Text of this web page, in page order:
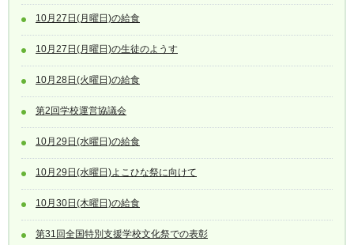
10月27日(月曜日)の給食
10月27日(月曜日)の生徒のようす
10月28日(火曜日)の給食
第2回学校運営協議会
10月29日(水曜日)の給食
10月29日(水曜日)よこひな祭に向けて
10月30日(木曜日)の給食
第31回全国特別支援学校文化祭での表彰